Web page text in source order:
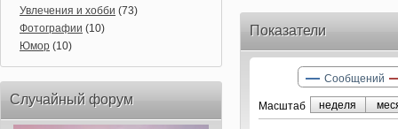
Увлечения и хобби (73)
Фотографии (10)
Юмор (10)
Случайный форум
Показатели
Маcштаб
Сообщений
неделя